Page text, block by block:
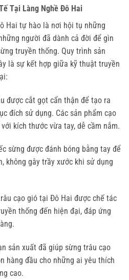
Tại Làng Nghề Đô Hai
Hai tự hào là nơi hội tụ những
người đã dành cả đời để gìn
truyền thống. Quy trình sản
là sự kết hợp giữa kỹ thuật truyền
được cắt gọt cẩn thận để tạo ra
đích sử dụng. Các sản phẩm cạo
kích thước vừa tay, dễ cầm nắm.
sừng được đánh bóng bằng tay để
không gây trầy xước khi sử dụng
cạo gió tại Đô Hai được chế tác
thống đến hiện đại, đáp ứng
sản xuất đã giúp sừng trâu cạo
hàng đầu cho những ai yêu thích
cao.